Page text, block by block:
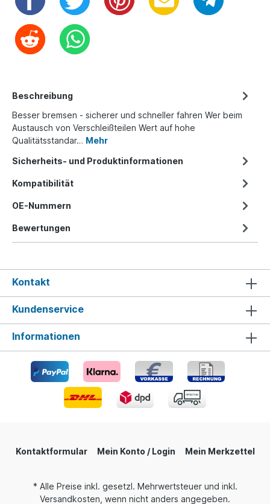
Beschreibung
Besser bremsen - sicherer und schneller fahren Wer beim
Austausch von Verschleißteilen Wert auf hohe
Qualitätsstandar… Mehr
Sicherheits- und Produktinformationen
Kompatibilität
OE-Nummern
Bewertungen
Kontakt
Kundenservice
Informationen
Kontaktformular Mein Konto / Login Mein Merkzettel
* Alle Preise inkl. gesetzl. Mehrwertsteuer und inkl.
Versandkosten, wenn nicht anders angegeben.